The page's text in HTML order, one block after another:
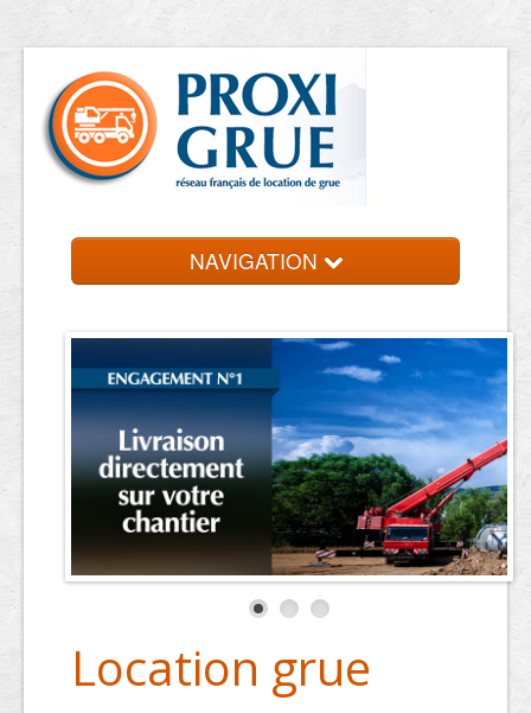
NAVIGATION
Location grue